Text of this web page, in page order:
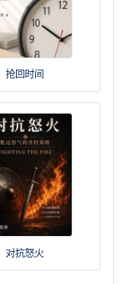
抢回时间
对抗怒火